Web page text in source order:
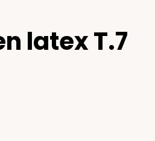
latex T.7